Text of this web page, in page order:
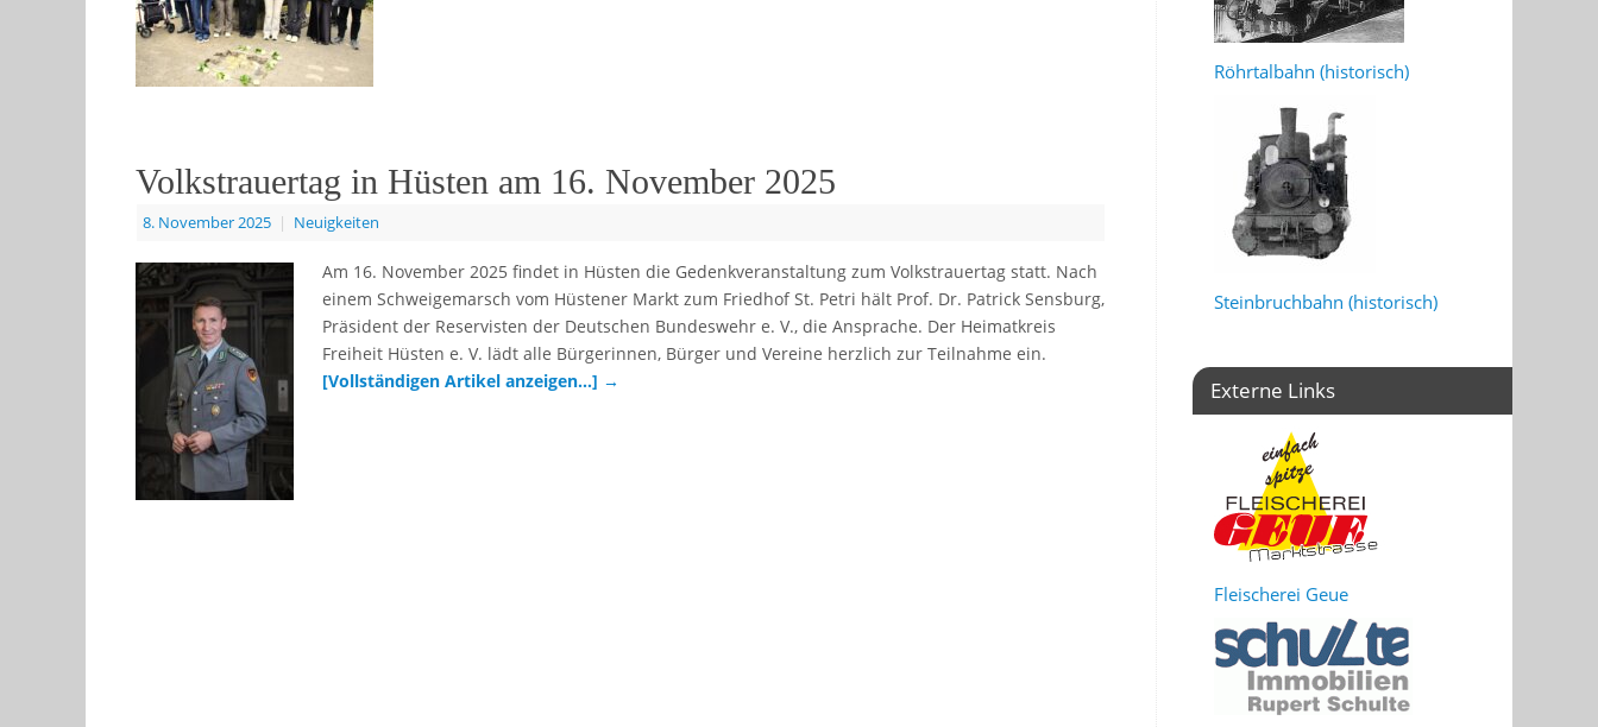
Volkstrauertag in Hüsten am 16. November 2025
8. November 2025 | Neuigkeiten
Am 16. November 2025 findet in Hüsten die Gedenkveranstaltung zum Volkstrauertag statt. Nach
einem Schweigemarsch vom Hüstener Markt zum Friedhof St. Petri hält Prof. Dr. Patrick Sensburg,
Präsident der Reservisten der Deutschen Bundeswehr e. V., die Ansprache. Der Heimatkreis
Freiheit Hüsten e. V. lädt alle Bürgerinnen, Bürger und Vereine herzlich zur Teilnahme ein.
[Vollständigen Artikel anzeigen…] →
Röhrtalbahn (historisch)
Steinbruchbahn (historisch)
Externe Links
Fleischerei Geue